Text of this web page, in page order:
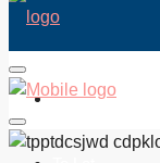
For Sale